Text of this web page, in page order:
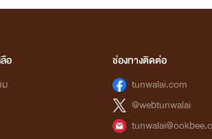
อ
ช่องทางติดต่อ
tunwalai.com
@webtunwalai